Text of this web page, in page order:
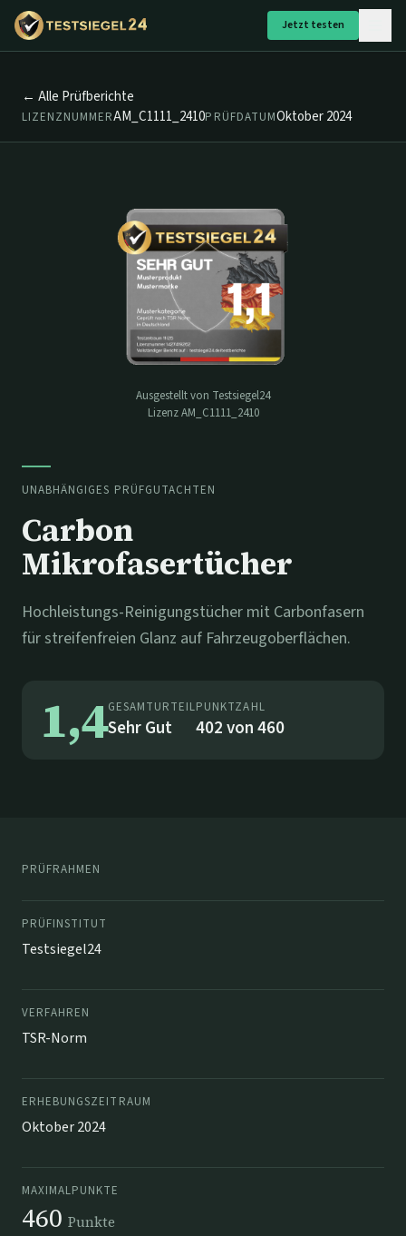
Jetzt testen
← Alle Prüfberichte
LIZENZNUMMERAM_C1111_2410PRÜFDATUMOktober 2024
Ausgestellt von Testsiegel24
LizenzAM_C1111_2410
UNABHÄNGIGES PRÜFGUTACHTEN
Carbon
Mikrofasertücher
Hochleistungs-Reinigungstücher mit Carbonfasern
für streifenfreien Glanz auf Fahrzeugoberflächen.
1,4GESAMTURTEIL
Sehr Gut
PUNKTZAHL
402von460
PRÜFRAHMEN
PRÜFINSTITUT
Testsiegel24
VERFAHREN
TSR-Norm
ERHEBUNGSZEITRAUM
Oktober 2024
MAXIMALPUNKTE
460 Punkte